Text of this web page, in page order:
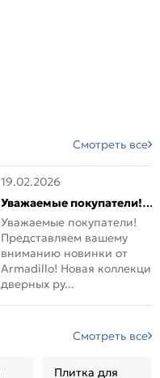
Смотреть все
19.02.2026
Уважаемые покупатели!
Представляем вашему
вниманию новинки от
Armadillo!
Уважаемые покупатели!
Представляем вашему
вниманию новинки от
Armadillo! Новая коллекция
дверных ру...
Смотреть все
Плитка для